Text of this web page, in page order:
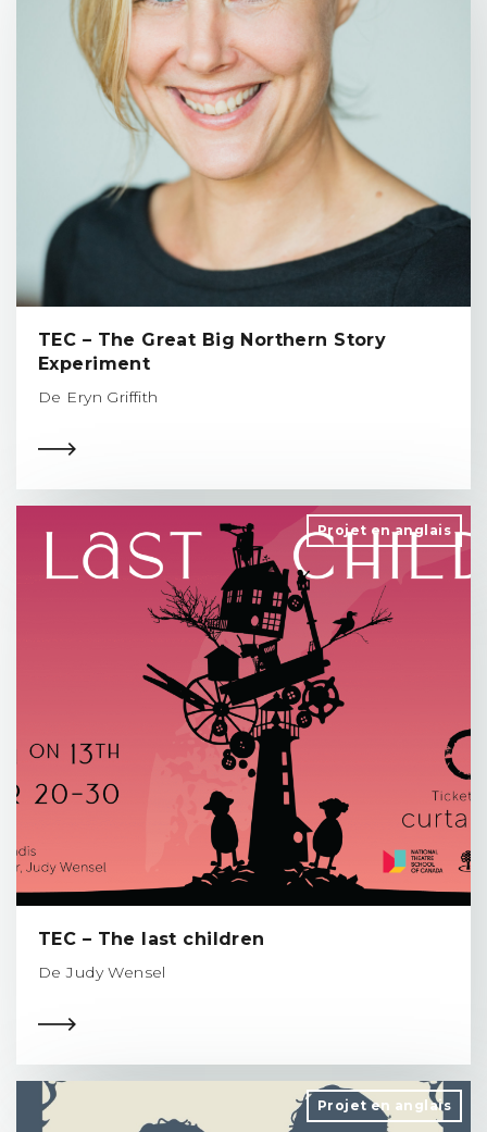
TEC – The Great Big Northern Story
Experiment
De Eryn Griffith
Projet en anglais
TEC – The last children
De Judy Wensel
Projet en anglais